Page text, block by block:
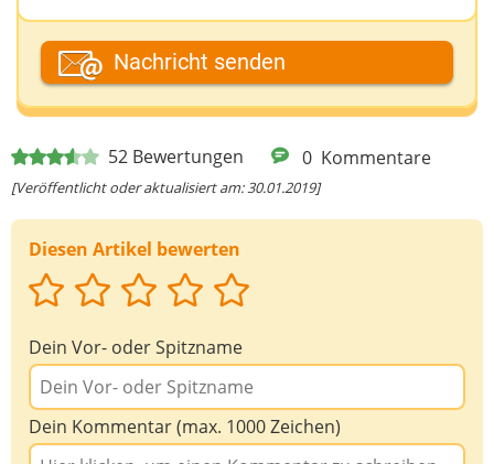
52 Bewertungen 0 Kommentare
[Veröffentlicht oder aktualisiert am: 30.01.2019]
Diesen Artikel bewerten
Dein Vor- oder Spitzname
Dein Kommentar (max. 1000 Zeichen)
Dein Fantasiename
Deine E-Mail-Adresse (wenn du eine Antwort
möchtest)
Deine Nachricht
Nachricht senden